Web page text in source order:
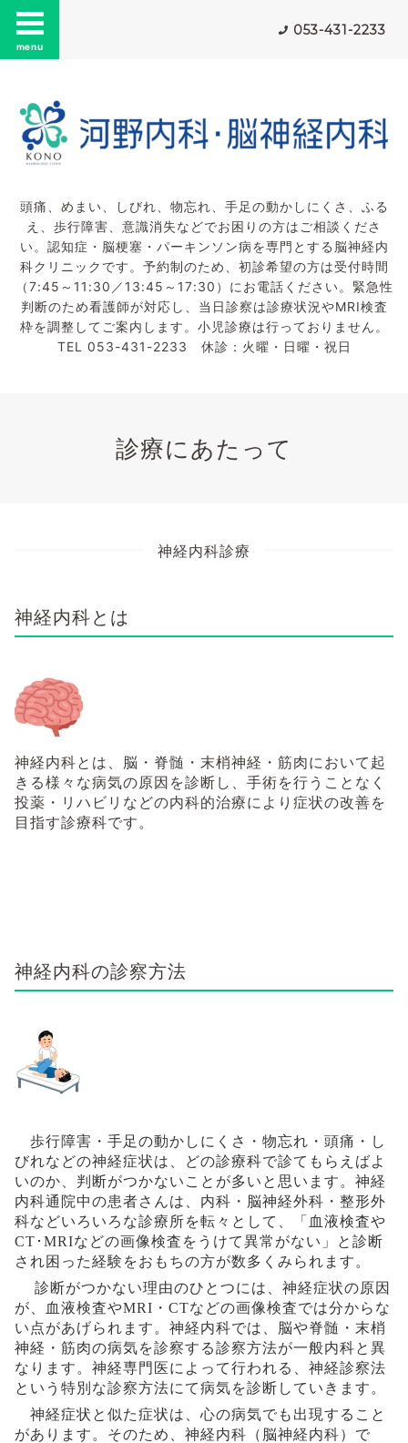
menu
053-431-2233
頭痛、めまい、しびれ、物忘れ、手足の動かしにくさ、ふる
え、歩行障害、意識消失などでお困りの方はご相談くださ
い。認知症・脳梗塞・パーキンソン病を専門とする脳神経内
科クリニックです。予約制のため、初診希望の方は受付時間
（7:45～11:30／13:45～17:30）にお電話ください。緊急性
判断のため看護師が対応し、当日診察は診療状況やMRI検査
枠を調整してご案内します。小児診療は行っておりません。
TEL 053-431-2233 休診：火曜・日曜・祝日
診療にあたって
神経内科診療
神経内科とは
神経内科とは、脳・脊髄・末梢神経・筋肉において起
きる様々な病気の原因を診断し、手術を行うことなく
投薬・リハビリなどの内科的治療により症状の改善を
目指す診療科です。
神経内科の診察方法
歩行障害・手足の動かしにくさ・物忘れ・頭痛・し
びれなどの神経症状は、どの診療科で診てもらえばよ
いのか、判断がつかないことが多いと思います。神経
内科通院中の患者さんは、内科・脳神経外科・整形外
科などいろいろな診療所を転々として、「血液検査や
CT ･ MRIなどの画像検査をうけて異常がない」と診断
され困った経験をおもちの方が数多くみられます。
診断がつかない理由のひとつには、神経症状の原因
が、血液検査やMRI ・ CTなどの画像検査では分からな
い点があげられます。神経内科では、脳や脊髄・末梢
神経・筋肉の病気を診察する診察方法が一般内科と異
なります。神経専門医によって行われる、神経診察法
という特別な診察方法にて病気を診断していきます。
神経症状と似た症状は、心の病気でも出現すること
があります。そのため、神経内科（脳神経内科）で